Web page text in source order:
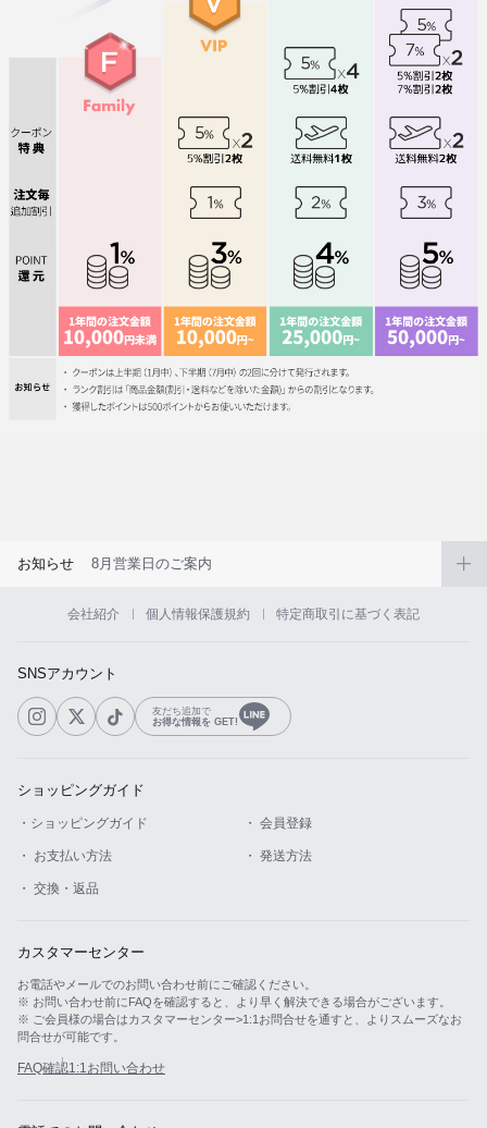
お知らせ 8月営業日のご案内
会社紹介 個人情報保護規約 特定商取引に基づく表記
SNSアカウント
友だち追加で
お得な情報を GET!
ショッピングガイド
・ショッピングガイド ・ 会員登録
・ お支払い方法 ・ 発送方法
・ 交換・返品
カスタマーセンター
お電話やメールでのお問い合わせ前にご確認ください。
※ お問い合わせ前にFAQを確認すると、より早く解決できる場合がございます。
※ ご会員様の場合はカスタマーセンター>1:1お問合せを通すと、よりスムーズなお
問合せが可能です。
FAQ確認1:1お問い合わせ